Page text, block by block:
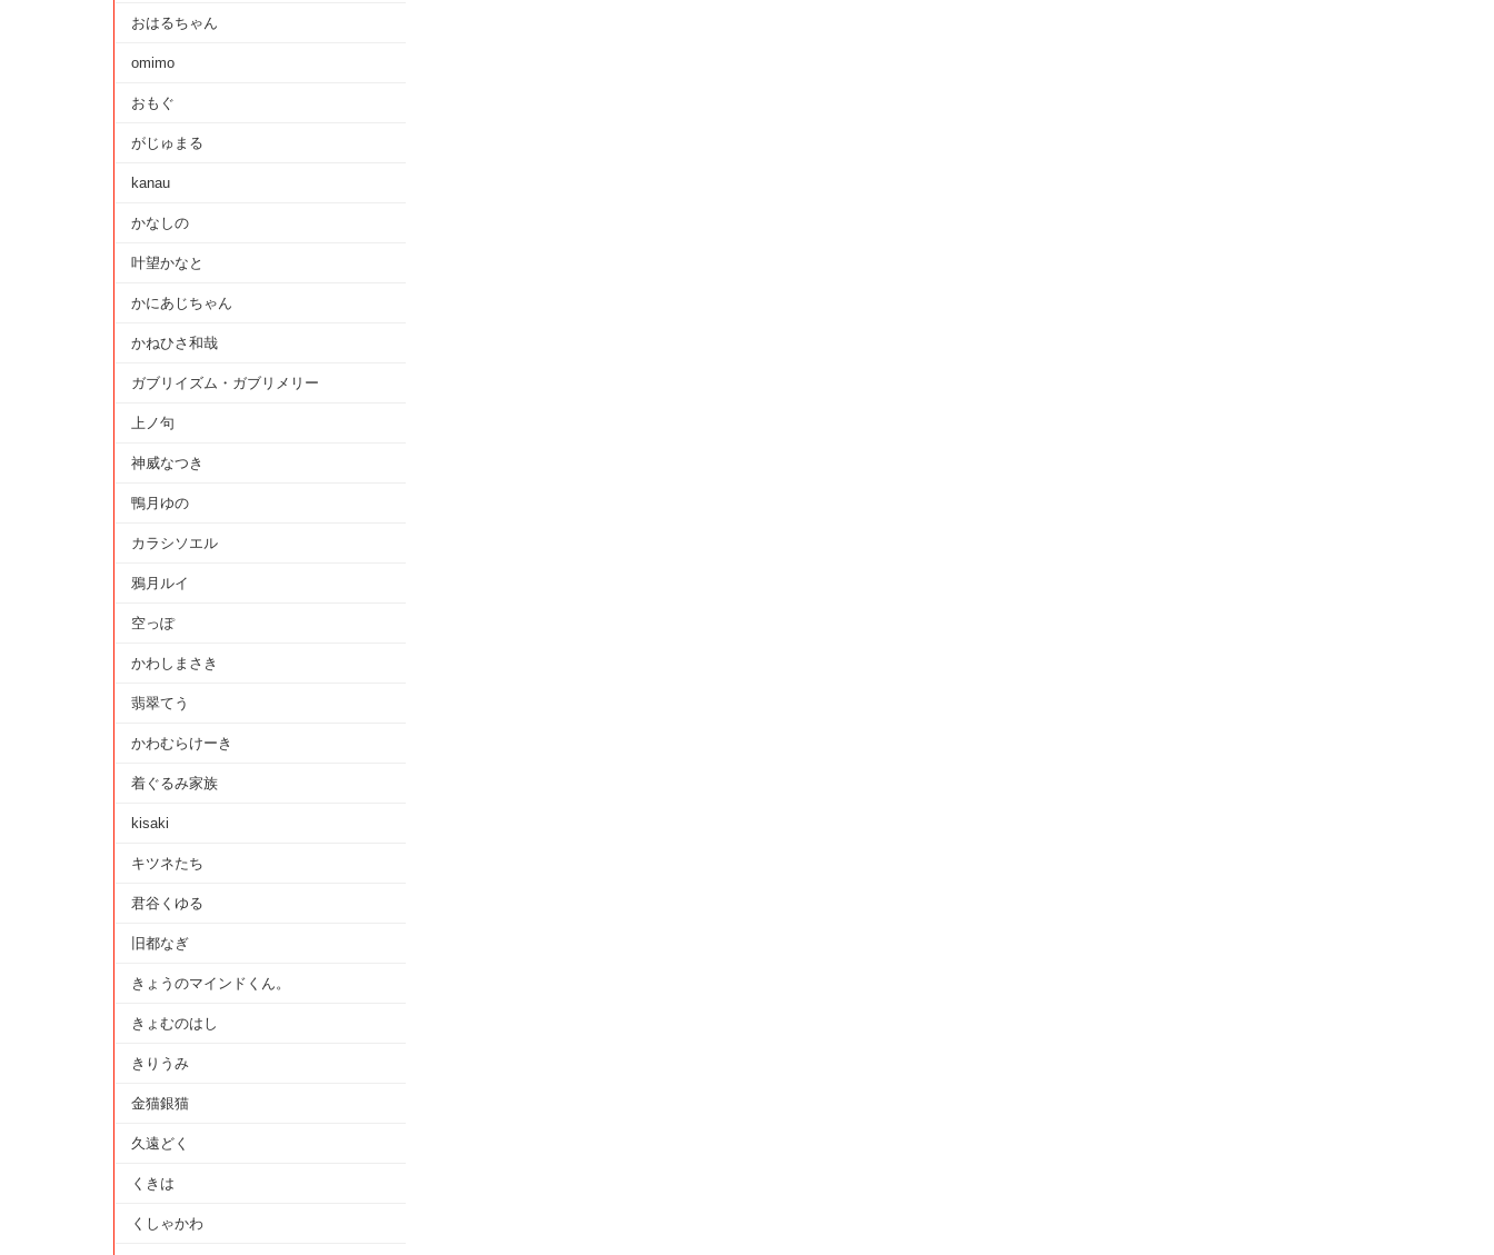
おはるちゃん
omimo
おもぐ
がじゅまる
kanau
かなしの
叶望かなと
かにあじちゃん
かねひさ和哉
ガブリイズム・ガブリメリー
上ノ句
神威なつき
鴨月ゆの
カラシソエル
鴉月ルイ
空っぽ
かわしまさき
翡翠てう
かわむらけーき
着ぐるみ家族
kisaki
キツネたち
君谷くゆる
旧都なぎ
きょうのマインドくん。
きょむのはし
きりうみ
金猫銀猫
久遠どく
くきは
くしゃかわ